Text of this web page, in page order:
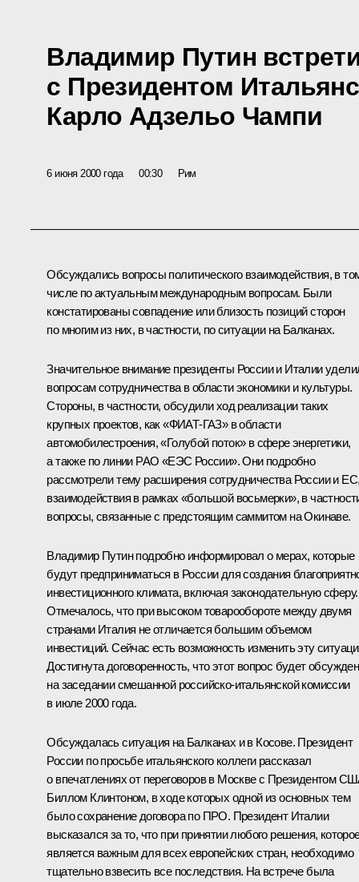
Владимир Путин
с Президентом
Карло Адзельо Чампи
6 июня 2000 года 00:30 Рим
Обсуждались вопросы политического взаимодействия, в
числе по актуальным международным вопросам. Были
констатированы совпадение или близость позиций сторон
по многим из них, в частности, по ситуации на Балканах.
Значительное внимание президенты России и Италии
вопросам сотрудничества в области экономики и культуры.
Стороны, в частности, обсудили ход реализации таких
крупных проектов, как «ФИАТ-ГАЗ» в области
автомобилестроения, «Голубой поток» в сфере энергетики,
а также по линии РАО «ЕЭС России». Они подробно
рассмотрели тему расширения сотрудничества России и
взаимодействия в рамках «большой восьмерки», в
вопросы, связанные с предстоящим саммитом на Окинаве.
Владимир Путин подробно информировал о мерах, которые
будут предприниматься в России для создания
инвестиционного климата, включая законодательную сферу.
Отмечалось, что при высоком товарообороте между двумя
странами Италия не отличается большим объемом
инвестиций. Сейчас есть возможность изменить эту
Достигнута договоренность, что этот вопрос будет обсужден
на заседании смешанной российско-итальянской комиссии
в июле 2000 года.
Обсуждалась ситуация на Балканах и в Косове. Президент
России по просьбе итальянского коллеги рассказал
о впечатлениях от переговоров в Москве с Президентом
Биллом Клинтоном, в ходе которых одной из основных тем
было сохранение договора по ПРО. Президент Италии
высказался за то, что при принятии любого решения,
является важным для всех европейских стран, необходимо
тщательно взвесить все последствия. На встрече была